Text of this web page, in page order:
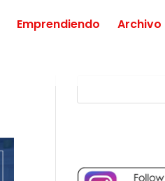
Emprendiendo Archivo